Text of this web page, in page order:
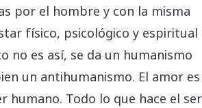
por el hombre y con la misma
físico, psicológico y espiritual
no es así, se da un humanismo
un antihumanismo. El amor es
humano. Todo lo que hace el ser